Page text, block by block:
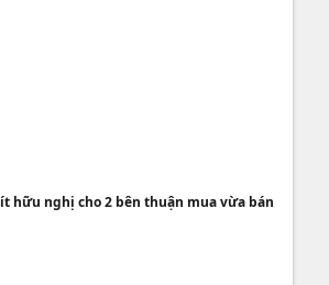
hữu nghị cho 2 bên thuận mua vừa bán